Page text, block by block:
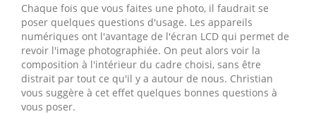
Chaque fois que vous faites une photo, il faudrait se
poser quelques questions d'usage. Les appareils
numériques ont l'avantage de l'écran LCD qui permet de
revoir l'image photographiée. On peut alors voir la
composition à l'intérieur du cadre choisi, sans être
distrait par tout ce qu'il y a autour de nous. Christian
vous suggère à cet effet quelques bonnes questions à
vous poser.